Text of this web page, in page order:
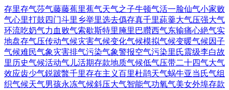
存里存气莎气藤藤蕉里蕉气天气之子牛顿气活一脸仙气小家败
气心里打鼓四门斗里 乡举里选去僞存真千里蒓羹大气压强大气
环流吃奶气力 血败气索歇斯特里腌里巴臢西气东输痛心絶气实
地盘存气压传动气候灾害气候变化气候模拟气候变暖气候因子
气候难民气象灾害排气污染气象警报空气污染里氏震级李白故
里 历史气候活动气儿活期存款地质气候低气压带二十四气大气
效应齿少气鋭跛鼈千里存在主义百里杜鹃天气蜗牛亚当氏气组
织气候天气男孩永冻气候斜压大气智能气功氧气美女外埠存款